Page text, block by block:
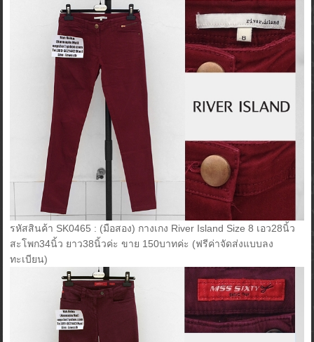
รหัสสินค้า SK0465 : (มือสอง) กางเกง River Island Size 8 เอว28นิ้ว
สะโพก34นิ้ว ยาว38นิ้วค่ะ ขาย 150บาทค่ะ (ฟรีค่าจัดส่งแบบลง
ทะเบียน)